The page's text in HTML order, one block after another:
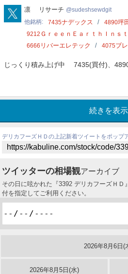
sudeshsewdgit
凛 リサーチ sudeshsewdgit
他銘柄
7435ナデックス 4890坪
9212 ＧｒｅｅｎＥａｒｔｈＩｎｓ
6666 リバーエレテック 4075ブ
じっくり積み上げ中 7435(買付)、
続きを表示
デリカフーズＨＤの上記新着ツイートをポップ
ツイッターの相場観アーカイブ
その日に呟かれた『3392 デリカフーズＨＤ
付を指定してご利用ください。
2026年8月6日(
2026年8月5日(水)